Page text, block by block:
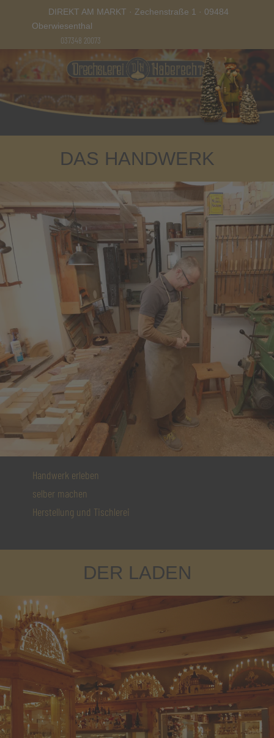
DIREKT AM MARKT · Zechenstraße 1 · 09484
Oberwiesenthal
037348 20073
DAS HANDWERK
Handwerk erleben
selber machen
Herstellung und Tischlerei
DER LADEN